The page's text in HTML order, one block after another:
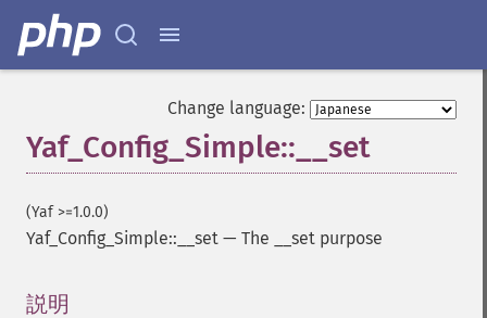
Change language:
Yaf_Config_Simple::__set
(Yaf >=1.0.0)
Yaf_Config_Simple::__set — The __set purpose
説明